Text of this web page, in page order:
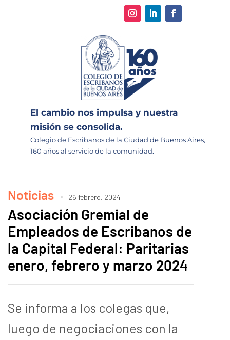
El cambio nos impulsa y nuestra
misión se consolida.
Colegio de Escribanos de la Ciudad de Buenos Aires,
160 años al servicio de la comunidad.
Noticias 26 febrero, 2024
Asociación Gremial de
Empleados de Escribanos de
la Capital Federal: Paritarias
enero, febrero y marzo 2024
Se informa a los colegas que,
luego de negociaciones con la